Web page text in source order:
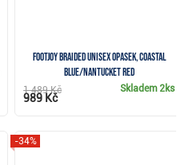
FootJoy Braided unisex opasek, coastal
blue/nantucket red
Skladem 2ks
1 489 Kč
989 Kč
-34%